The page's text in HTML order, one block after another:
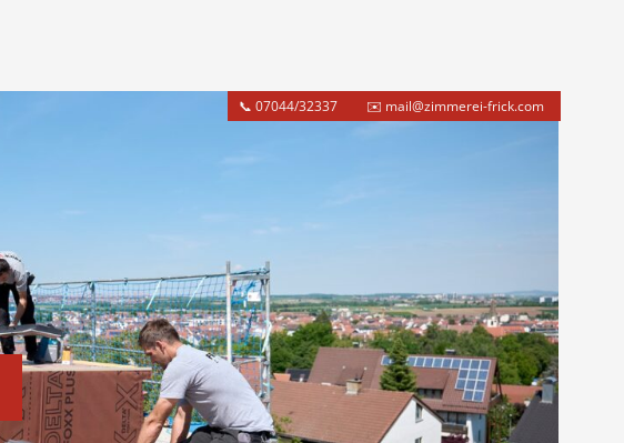
✉️ mail@zimmerei-frick.com
📞 07044/32337